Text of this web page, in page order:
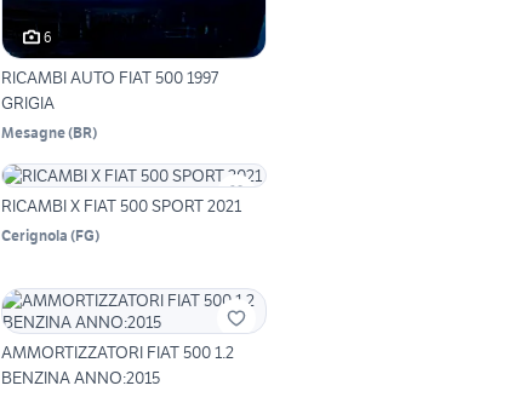
6
RICAMBI AUTO FIAT 500 1997
GRIGIA
Mesagne(BR)
RICAMBI X FIAT 500 SPORT 2021
Cerignola (FG)
AMMORTIZZATORI FIAT 500 1.2
BENZINA ANNO:2015